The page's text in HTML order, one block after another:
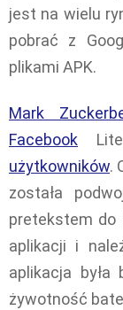
jest na wielu
pobrać z
plikami APK.
Mark
Facebook
użytkowników.
została
pretekstem do
aplikacji i
aplikacja była
żywotność